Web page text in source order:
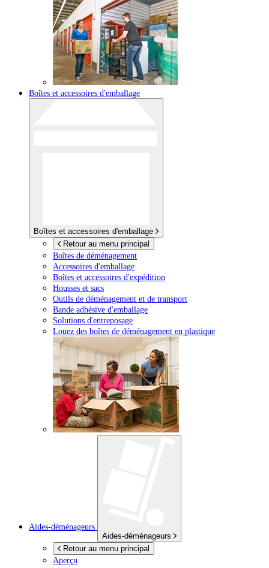
Boîtes et accessoires d'emballage
Boîtes et accessoires d'emballage
Retour au menu principal
Boîtes de déménagement
Accessoires d'emballage
Boîtes et accessoires d'expédition
Housses et sacs
Outils de déménagement et de transport
Bande adhésive d'emballage
Solutions d'entreposage
Louez des boîtes de déménagement en plastique
Aides-déménageurs
Aides-déménageurs
Retour au menu principal
Aperçu